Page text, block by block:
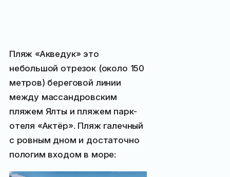
Пляж «Акведук» это
небольшой отрезок (около 150
метров) береговой линии
между массандровским
пляжем Ялты и пляжем парк-
отеля «Актёр». Пляж галечный
с ровным дном и достаточно
пологим входом в море: